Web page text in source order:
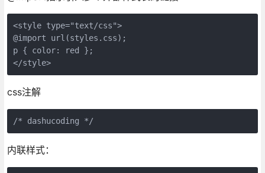
<style type="text/css">
@import url(styles.css);
p { color: red };
</style>
css注解
/* dashucoding */
内联样式：